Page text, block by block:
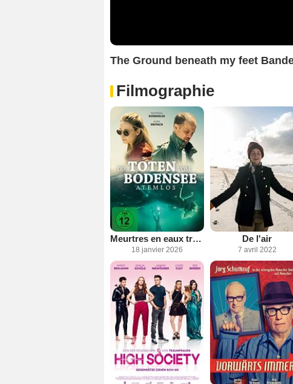
The Ground beneath my feet
Filmographie
Meurtres en eaux troubles : À bout de souffle
18 janvier 2026
De l'air
7 avril 2022